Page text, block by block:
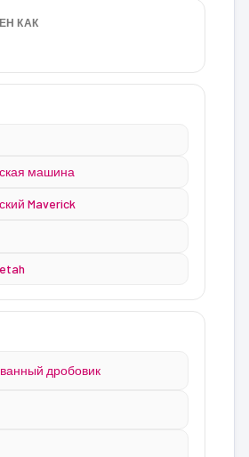
КАК
машина
Maverick
дробовик